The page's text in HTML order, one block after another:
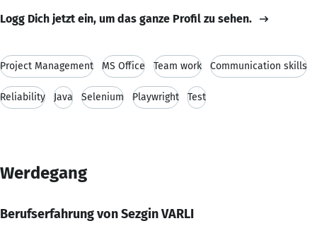
Logg Dich jetzt ein, um das ganze Profil zu sehen.
Project Management MS Office Team work Communication skills
Reliability Java Selenium Playwright Test
Werdegang
Berufserfahrung von Sezgin VARLI